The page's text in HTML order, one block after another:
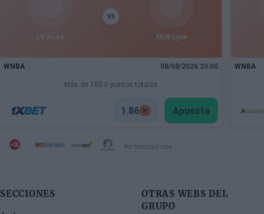
LV Aces
VS
MIN Lynx
WNBA 08/08/2026 20:00
Más de 185.5 puntos totales
1.86 Apuesta
WNBA
Por beticious.com
SECCIONES
OTRAS WEBS DEL
GRUPO